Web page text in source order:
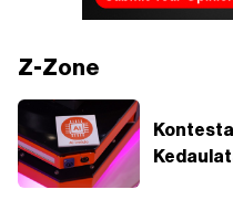
Z-Zone